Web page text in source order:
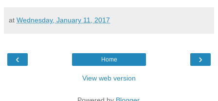
at Wednesday, January 11, 2017
‹ ›
Home
View web version